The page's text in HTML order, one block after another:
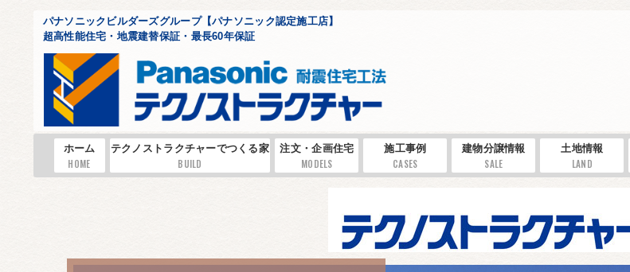
パナソニックビルダーズグループ【パナソニック認定施工店】
超高性能住宅・地震建替保証・最長60年保証
ホーム
HOME
テクノストラクチャーでつくる家
BUILD
注文・企画住宅
MODELS
施工事例
CASES
建物分譲情報
SALE
土地情報
LAND